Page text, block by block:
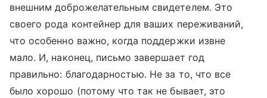
внешним доброжелательным свидетелем. Это
своего рода контейнер для ваших переживаний,
что особенно важно, когда поддержки извне
мало. И, наконец, письмо завершает год
правильно: благодарностью. Не за то, что все
было хорошо (потому что так не бывает, это